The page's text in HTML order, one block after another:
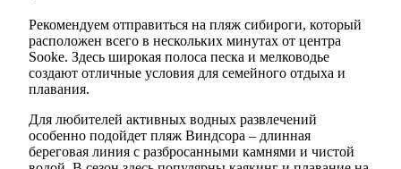
Рекомендуем отправиться на пляж сибироги, который
расположен всего в нескольких минутах от центра
Sooke. Здесь широкая полоса песка и мелководье
создают отличные условия для семейного отдыха и
плавания.
Для любителей активных водных развлечений
особенно подойдет пляж Виндсора – длинная
береговая линия с разбросанными камнями и чистой